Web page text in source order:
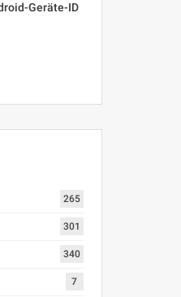
Geräte-ID
265
301
340
7